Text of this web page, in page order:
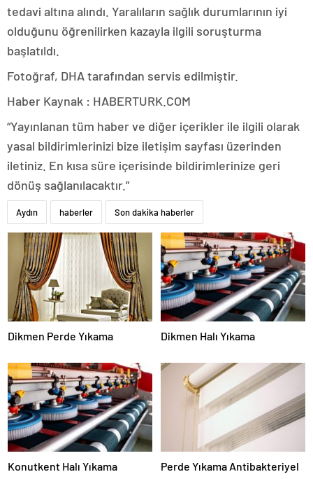
tedavi altına alındı. Yaralıların sağlık durumlarının iyi
olduğunu öğrenilirken kazayla ilgili soruşturma
başlatıldı.
Fotoğraf, DHA tarafından servis edilmiştir.
Haber Kaynak : HABERTURK.COM
“Yayınlanan tüm haber ve diğer içerikler ile ilgili olarak
yasal bildirimlerinizi bize iletişim sayfası üzerinden
iletiniz. En kısa süre içerisinde bildirimlerinize geri
dönüş sağlanılacaktır.”
Aydın haberler Son dakika haberler
Dikmen Perde Yıkama Dikmen Halı Yıkama
Konutkent Halı Yıkama Perde Yıkama Antibakteriyel